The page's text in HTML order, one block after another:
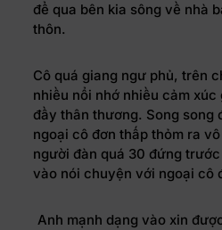
để qua bên kia sông về nhà
thôn.
Cô quá giang ngư phủ, trên
nhiều nổi nhớ nhiều cảm
đầy thân thương. Song song
ngoại cô đơn thấp thỏm ra
người đàn quá 30 đứng
vào nói chuyện với ngoại cô
Anh mạnh dạng vào xin